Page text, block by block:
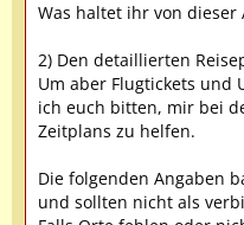
Was haltet ihr von dieser
2) Den detaillierten
Um aber Flugtickets und
ich euch bitten, mir bei
Zeitplans zu helfen.
Die folgenden Angaben
und sollten nicht als